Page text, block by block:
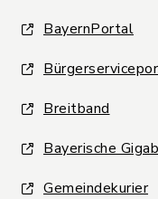
BayernPortal
Breitband
Bayerische
Gemeindekurier